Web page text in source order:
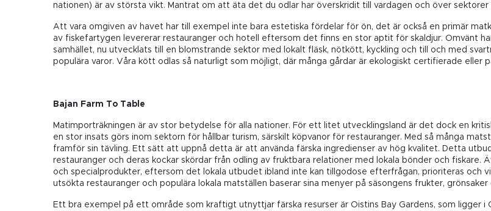
nationen) är av största vikt. Mantrat om att äta det du odlar har överskridit till vardagen och över sektorer
Att vara omgiven av havet har till exempel inte bara estetiska fördelar för ön, det är också en primär
av fiskefartygen levererar restauranger och hotell eftersom det finns en stor aptit för skaldjur. Omvänt
samhället, nu utvecklats till en blomstrande sektor med lokalt fläsk, nötkött, kyckling och till och med
populära varor. Våra kött odlas så naturligt som möjligt, där många gårdar är ekologiskt certifierade eller
Bajan Farm To Table
Matimporträkningen är av stor betydelse för alla nationer. För ett litet utvecklingsland är det dock en
en stor insats görs inom sektorn för hållbar turism, särskilt köpvanor för restauranger. Med så många
framför sin tävling. Ett sätt att uppnå detta är att använda färska ingredienser av hög kvalitet. Detta
restauranger och deras kockar skördar från odling av fruktbara relationer med lokala bönder och
och specialprodukter, eftersom det lokala utbudet ibland inte kan tillgodose efterfrågan, prioriteras och
utsökta restauranger och populära lokala matställen baserar sina menyer på säsongens frukter,
Ett bra exempel på ett område som kraftigt utnyttjar färska resurser är Oistins Bay Gardens, som ligger i